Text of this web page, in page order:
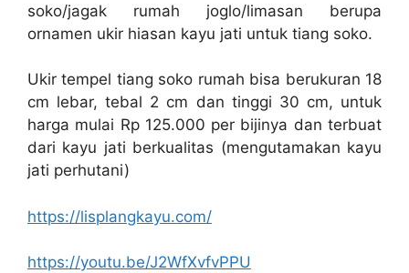
soko/jagak rumah joglo/limasan berupa
ornamen ukir hiasan kayu jati untuk tiang soko.
Ukir tempel tiang soko rumah bisa berukuran 18
cm lebar, tebal 2 cm dan tinggi 30 cm, untuk
harga mulai Rp 125.000 per bijinya dan terbuat
dari kayu jati berkualitas (mengutamakan kayu
jati perhutani)
https://lisplangkayu.com/
https://youtu.be/J2WfXvfvPPU